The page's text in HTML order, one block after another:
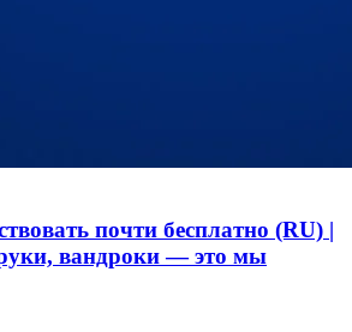
почти бесплатно (RU) |
вандроки — это мы